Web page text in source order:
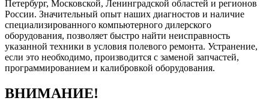
Петербург, Московской, Ленинградской областей и регионов
России. Значительный опыт наших диагностов и наличие
специализированного компьютерного дилерского
оборудования, позволяет быстро найти неисправность
указанной техники в условия полевого ремонта. Устранение,
если это необходимо, производится с заменой запчастей,
программированием и калибровкой оборудования.
ВНИМАНИЕ!